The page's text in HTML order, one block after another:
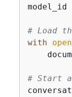
model_id
# Load
with
open
# Start a